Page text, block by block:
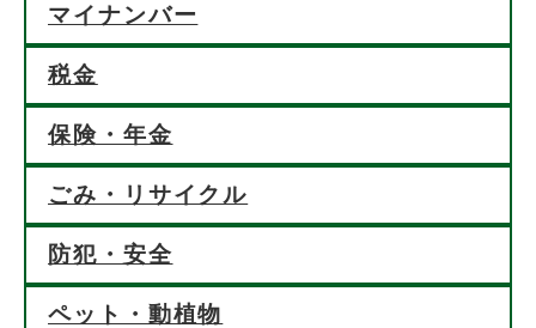
マイナンバー
税金
保険・年金
ごみ・リサイクル
防犯・安全
ペット・動植物